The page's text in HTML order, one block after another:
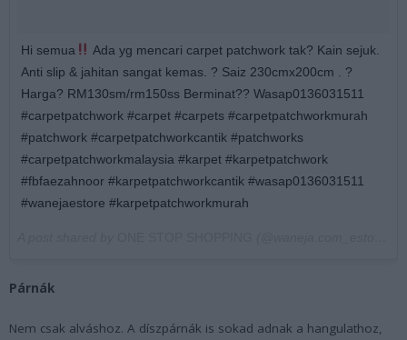
Hi semua
Ada yg mencari carpet patchwork tak? Kain sejuk.
Anti slip & jahitan sangat kemas. ? Saiz 230cmx200cm . ?
Harga? RM130sm/rm150ss Berminat?? Wasap0136031511
#carpetpatchwork #carpet #carpets #carpetpatchworkmurah
#patchwork #carpetpatchworkcantik #patchworks
#carpetpatchworkmalaysia #karpet #karpetpatchwork
#fbfaezahnoor #karpetpatchworkcantik #wasap0136031511
#wanejaestore #karpetpatchworkmurah
Párnák
Nem csak alváshoz. A díszpárnák is sokad adnak a hangulathoz,